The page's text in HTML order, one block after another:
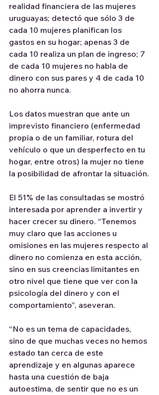
realidad financiera de las mujeres
uruguayas; detectó que sólo 3 de
cada 10 mujeres planifican los
gastos en su hogar; apenas 3 de
cada 10 realiza un plan de ingreso; 7
de cada 10 mujeres no habla de
dinero con sus pares y 4 de cada 10
no ahorra nunca.
Los datos muestran que ante un
imprevisto financiero (enfermedad
propia o de un familiar, rotura del
vehículo o que un desperfecto en tu
hogar, entre otros) la mujer no tiene
la posibilidad de afrontar la situación.
El 51% de las consultadas se mostró
interesada por aprender a invertir y
hacer crecer su dinero. “Tenemos
muy claro que las acciones u
omisiones en las mujeres respecto al
dinero no comienza en esta acción,
sino en sus creencias limitantes en
otro nivel que tiene que ver con la
psicología del dinero y con el
comportamiento”, aseveran.
“No es un tema de capacidades,
sino de que muchas veces no hemos
estado tan cerca de este
aprendizaje y en algunas aparece
hasta una cuestión de baja
autoestima, de sentir que no es un